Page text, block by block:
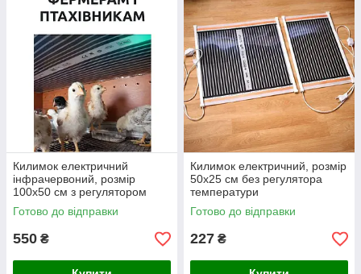
Килимок електричний
інфрачервоний, розмір
100х50 см з регулятором
температури
Готово до відправки
550 ₴
Килимок електричний, розмір
50х25 см без регулятора
температури
Готово до відправки
227 ₴